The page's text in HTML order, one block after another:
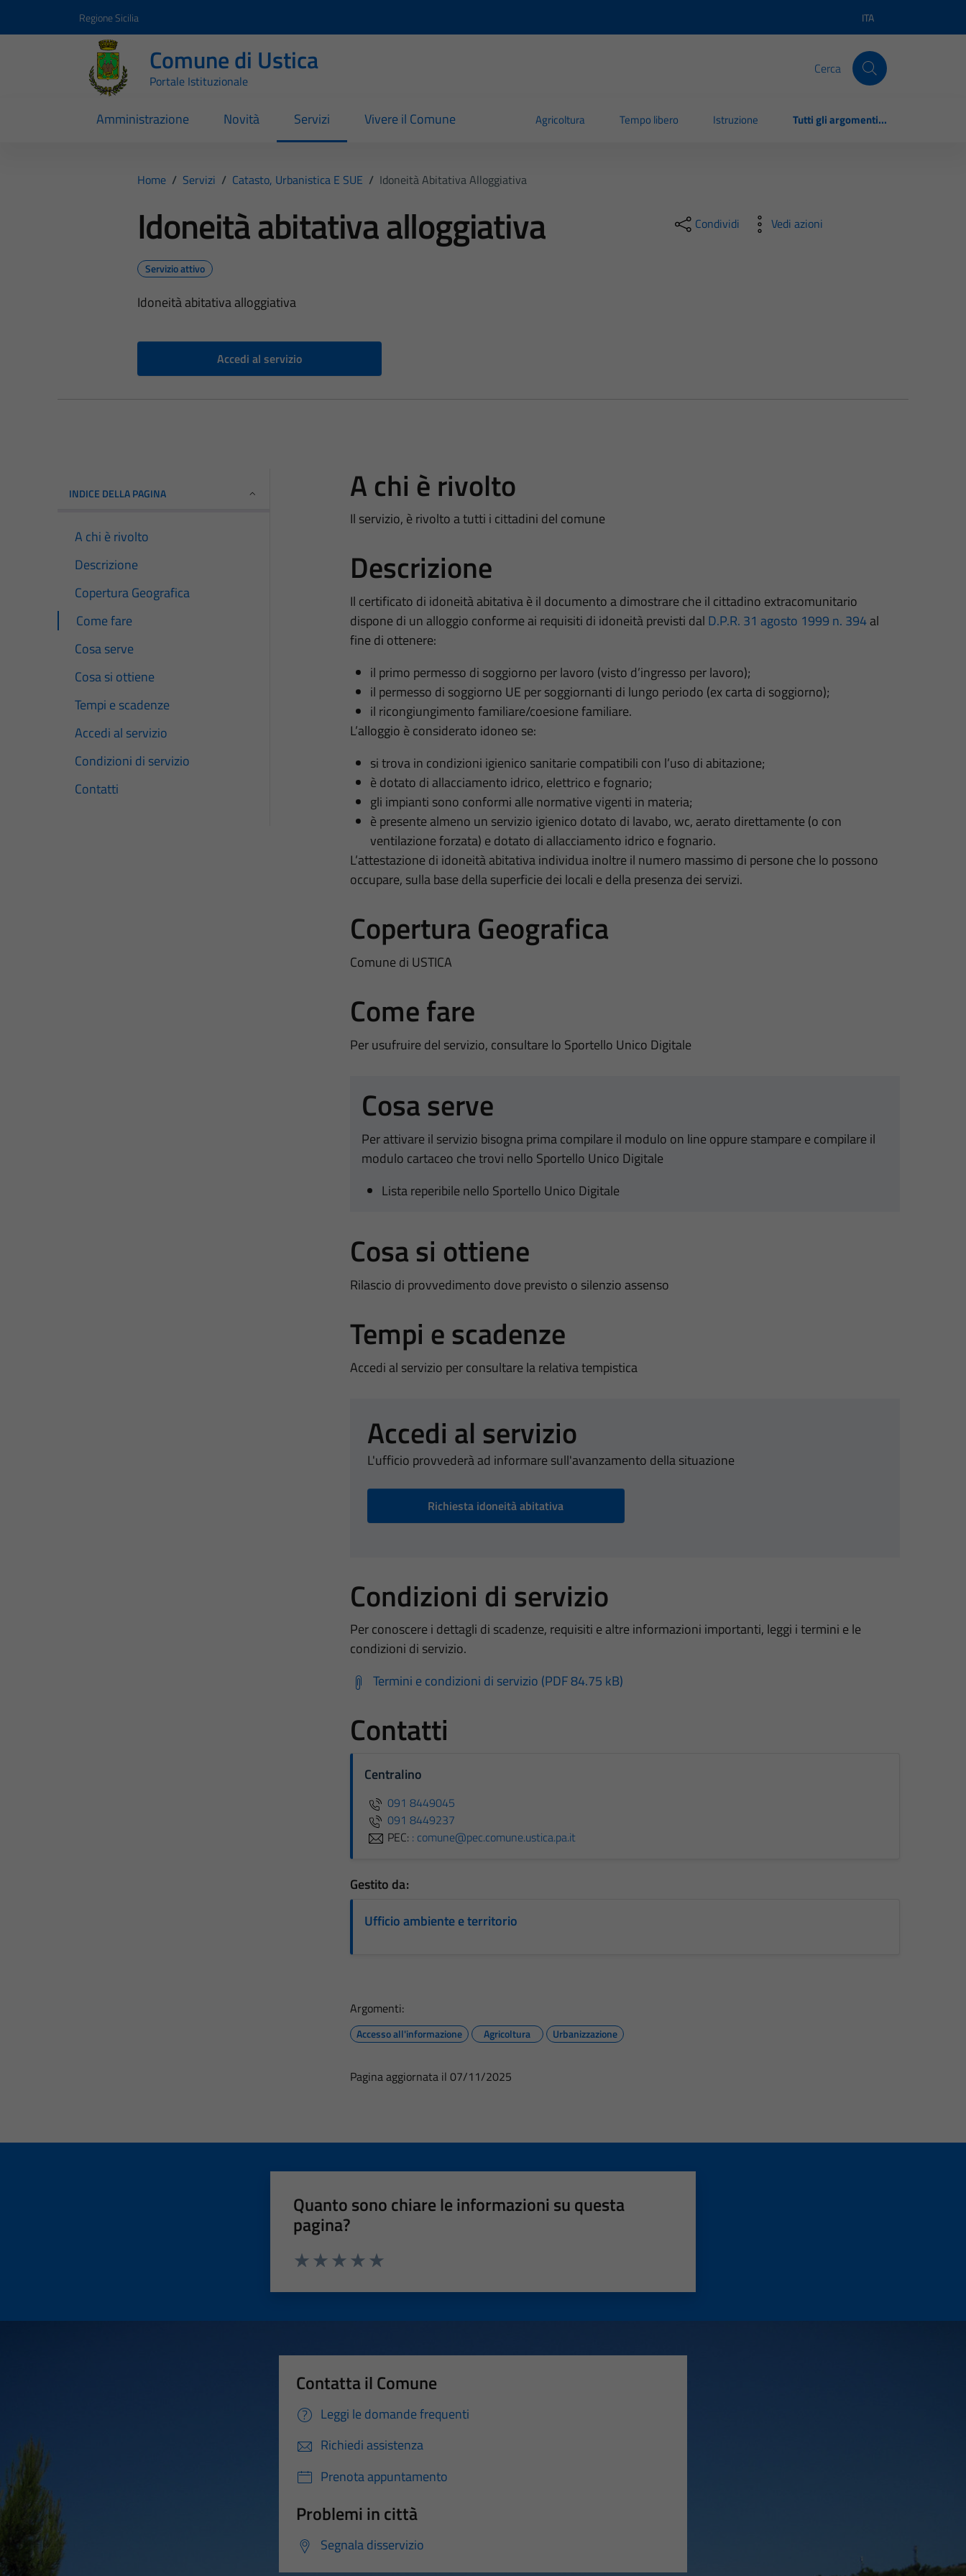
Regione Sicilia Lingua attiva:
ITA
Comune di Ustica
Portale Istituzionale
Cerca
Amministrazione Novità Servizi Vivere il Comune Agricoltura Tempo libero Istruzione Tutti gli argomenti...
Home / Servizi / Catasto, Urbanistica E SUE / Idoneità Abitativa Alloggiativa
Idoneità abitativa alloggiativa
Servizio attivo
Idoneità abitativa alloggiativa
Accedi al servizio
Condividi Vedi azioni
INDICE DELLA PAGINA
A chi è rivolto
Descrizione
Copertura Geografica
Come fare
Cosa serve
Cosa si ottiene
Tempi e scadenze
Accedi al servizio
Condizioni di servizio
Contatti
A chi è rivolto
Il servizio, è rivolto a tutti i cittadini del comune
Descrizione
Il certificato di idoneità abitativa è il documento a dimostrare che il cittadino extracomunitario
dispone di un alloggio conforme ai requisiti di idoneità previsti dal D.P.R. 31 agosto 1999 n. 394al
fine di ottenere:
il primo permesso di soggiorno per lavoro (visto d’ingresso per lavoro);
il permesso di soggiorno UE per soggiornanti di lungo periodo (ex carta di soggiorno);
il ricongiungimento familiare/coesione familiare.
L’alloggio è considerato idoneo se:
si trova in condizioni igienico sanitarie compatibili con l’uso di abitazione;
è dotato di allacciamento idrico, elettrico e fognario;
gli impianti sono conformi alle normative vigenti in materia;
è presente almeno un servizio igienico dotato di lavabo, wc, aerato direttamente (o con
ventilazione forzata) e dotato di allacciamento idrico e fognario.
L’attestazione di idoneità abitativa individua inoltre il numero massimo di persone che lo possono
occupare, sulla base della superficie dei locali e della presenza dei servizi.
Copertura Geografica
Comune di USTICA
Come fare
Per usufruire del servizio, consultare lo Sportello Unico Digitale
Cosa serve
Per attivare il servizio bisogna prima compilare il modulo on line oppure stampare e compilare il
modulo cartaceo che trovi nello Sportello Unico Digitale
Lista reperibile nello Sportello Unico Digitale
Cosa si ottiene
Rilascio di provvedimento dove previsto o silenzio assenso
Tempi e scadenze
Accedi al servizio per consultare la relativa tempistica
Accedi al servizio
L'ufficio provvederà ad informare sull'avanzamento della situazione
Richiesta idoneità abitativa
Condizioni di servizio
Per conoscere i dettagli di scadenze, requisiti e altre informazioni importanti, leggi i termini e le
condizioni di servizio.
Termini e condizioni di servizio (PDF 84.75 kB)
Contatti
Centralino
091 8449045
091 8449237
PEC: : comune@pec.comune.ustica.pa.it
Gestito da:
Ufficio ambiente e territorio
Argomenti:
Accesso all'informazione Agricoltura Urbanizzazione
Pagina aggiornata il 07/11/2025
Quanto sono chiare le informazioni su questa
pagina?
Contatta il Comune
Leggi le domande frequenti
Richiedi assistenza
Prenota appuntamento
Problemi in città
Segnala disservizio